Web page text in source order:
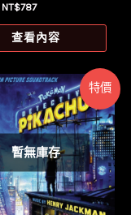
原
格：
NT$787目
價
格：
查看內容
特價
暫無庫存